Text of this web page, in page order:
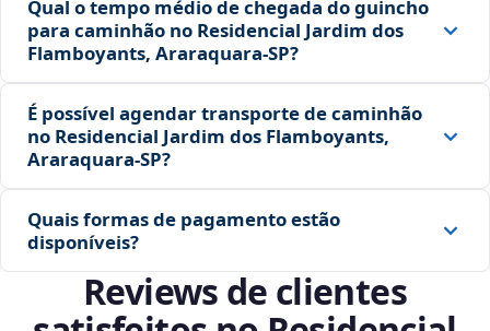
Qual o tempo médio de chegada do guincho
para caminhão no Residencial Jardim dos
Flamboyants, Araraquara‑SP?
É possível agendar transporte de caminhão
no Residencial Jardim dos Flamboyants,
Araraquara‑SP?
Quais formas de pagamento estão
disponíveis?
Reviews de clientes